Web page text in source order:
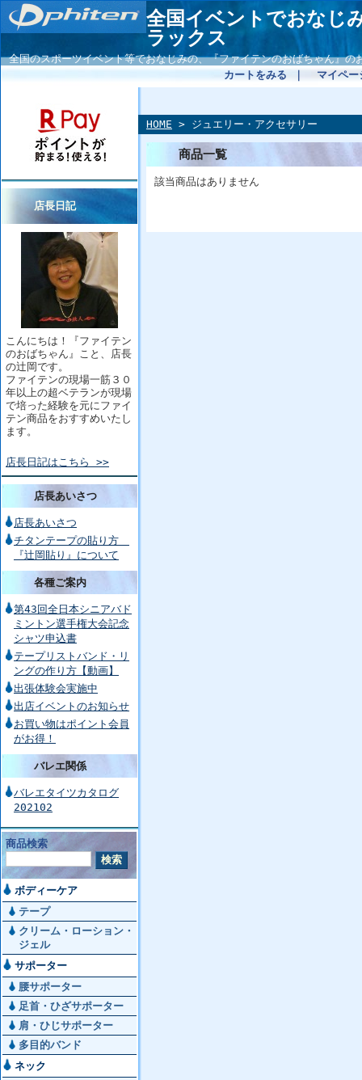
全国イベントでおな
ラックス
全国のスポーツイベント等でおなじみの、『ファイテンのおばちゃん』の
カートをみる
マイペー
店長日記
こんにちは！『ファイテン
のおばちゃん』こと、店長
の辻岡です。
ファイテンの現場一筋３０
年以上の超ベテランが現場
で培った経験を元にファイ
テン商品をおすすめいたし
ます。
店長日記はこちら >>
店長あいさつ
店長あいさつ
チタンテープの貼り方
『辻岡貼り』について
各種ご案内
第43回全日本シニアバド
ミントン選手権大会記念
シャツ申込書
テープリストバンド・リ
ングの作り方【動画】
出張体験会実施中
出店イベントのお知らせ
お買い物はポイント会員
がお得！
バレエ関係
バレエタイツカタログ
202102
商品検索
ボディーケア
テープ
クリーム・ローション・
ジェル
サポーター
腰サポーター
足首・ひざサポーター
肩・ひじサポーター
多目的バンド
ネック
HOME > ジュエリー・アクセサリー
商品一覧
該当商品はありません